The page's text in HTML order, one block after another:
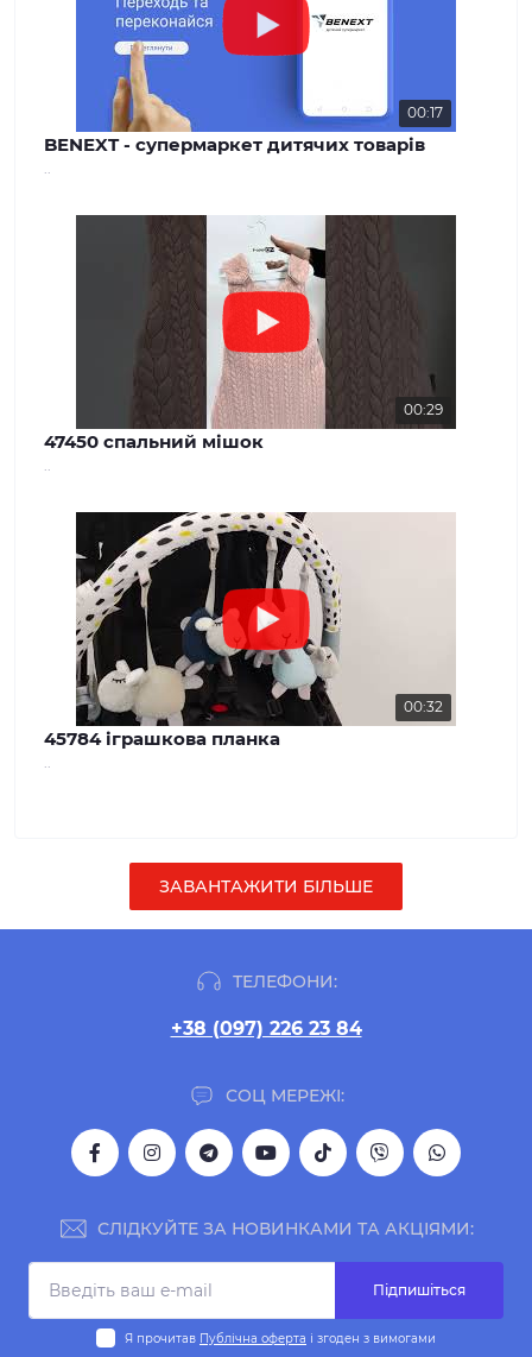
00:17
BENEXT - супермаркет дитячих товарів
00:29
47450 спальний мішок
00:32
45784 іграшкова планка
ЗАВАНТАЖИТИ БІЛЬШЕ
ТЕЛЕФОНИ:
+38 (097) 226 23 84
СОЦ МЕРЕЖІ:
СЛІДКУЙТЕ ЗА НОВИНКАМИ ТА АКЦІЯМИ:
Підпишіться
Я прочитав Публічна оферта і згоден з вимогами